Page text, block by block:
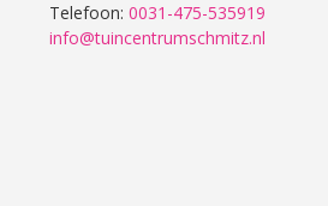
Telefoon: 0031-475-535919
info@tuincentrumschmitz.nl